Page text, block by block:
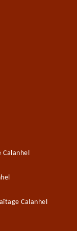
Calanhel
Calanhel